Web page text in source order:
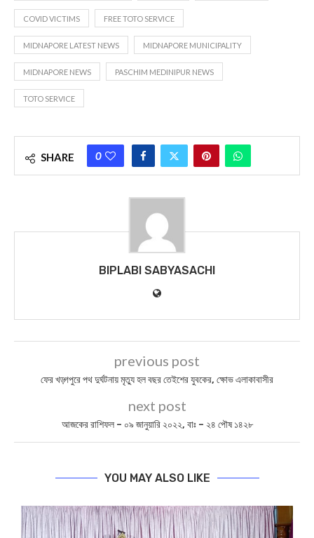
COVID VICTIMS FREE TOTO SERVICE
MIDNAPORE LATEST NEWS MIDNAPORE MUNICIPALITY
MIDNAPORE NEWS PASCHIM MEDINIPUR NEWS
TOTO SERVICE
SHARE 0
BIPLABI SABYASACHI
previous post
ফের খড়্গপুরে পথ দুর্ঘটনায় মৃত্যু হল বছর তেইশের যুবকের, ক্ষোভ এলাকাবাসীর
next post
আজকের রাশিফল – ০৯ জানুয়ারি ২০২২, বাঃ – ২৪ পৌষ ১৪২৮
YOU MAY ALSO LIKE